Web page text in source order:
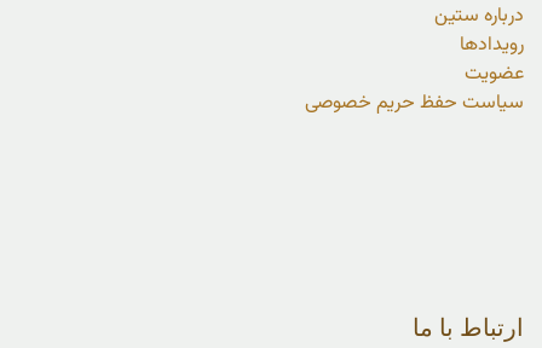
درباره ستین
رویدادها
عضویت
سیاست حفظ حریم خصوصی
ارتباط با ما